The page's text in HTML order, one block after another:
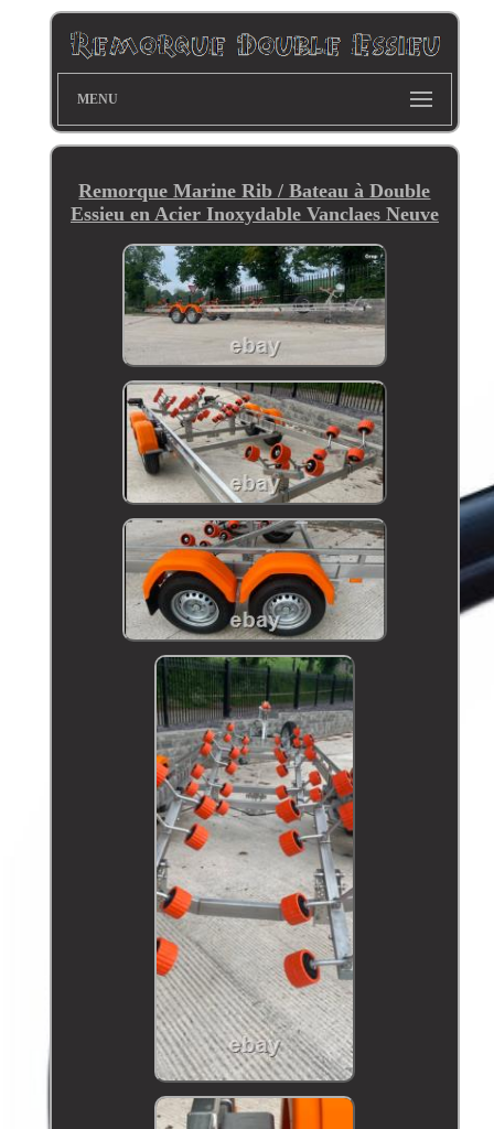
MENU
Remorque Marine Rib / Bateau à Double
Essieu en Acier Inoxydable Vanclaes Neuve